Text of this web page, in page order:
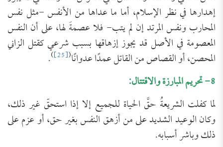
إهدارها في نظر الإسلام، أما ما عداها من الأنفس -مثل نفس
المحارب ونفس المرتد إن لم يتب- فلا عصمةَ لها، على أن النفس
المعصومة في الأصل قد يجوز إزهاقها بسبب شرعي كقتل الزاني
المحصن، أو القصاص من القاتل عمدًا عدوانًا(
[25]
)
.
8- تحريم المبارزة والاقتتال:
لما كفلت الشريعةُ حقَّ الحياة للجميع إلا إذا استحقّ غير ذلك،
وكان الوعيد الشديد على من أزهق النفس بغير حق، أو عزم على
ذلك وباشر أسبابه.